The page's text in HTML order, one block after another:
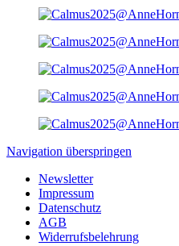
Navigation überspringen
Newsletter
Impressum
Datenschutz
AGB
Widerrufsbelehrung